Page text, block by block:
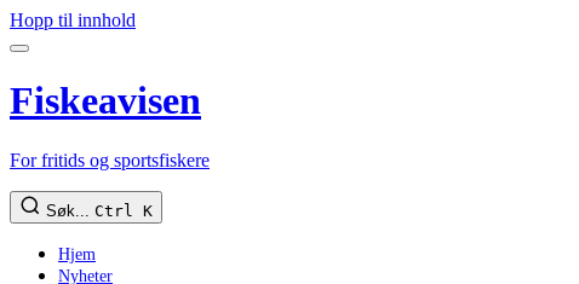
Hopp til innhold
Fiskeavisen
For fritids og sportsfiskere
Søk... Ctrl K
Hjem
Nyheter